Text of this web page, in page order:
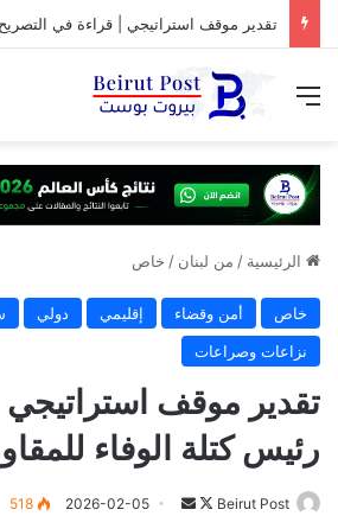
القائمة
الرئيسية / من لبنان / خاص
خاص أمن وقضاء إقليمي دولي
نزاعات وصراعات
تقدير موقف استراتيجي
رئيس كتلة الوفاء
Beirut Post
تابعأرسل 2026-02-05
518